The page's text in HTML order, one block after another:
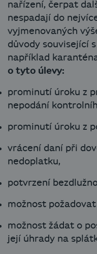
nařízení, čerpat
nespadají do
vyjmenovaných
důvody související
například
o tyto úlevy:
prominutí úroku z
nepodání
prominutí úroku z
vrácení daní při
nedoplatku,
potvrzení
možnost
možnost žádat o
její úhrady na